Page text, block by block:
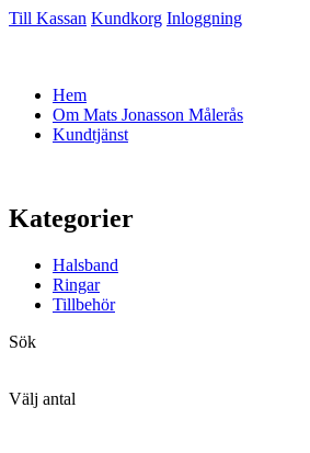
Till Kassan Kundkorg Inloggning
Hem
Om Mats Jonasson Målerås
Kundtjänst
Kategorier
Halsband
Ringar
Tillbehör
Sök
Välj antal